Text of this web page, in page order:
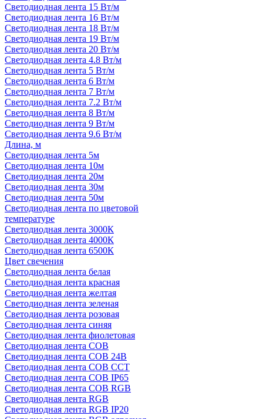
Светодиодная лента 15 Вт/м
Светодиодная лента 16 Вт/м
Светодиодная лента 18 Вт/м
Светодиодная лента 19 Вт/м
Светодиодная лента 20 Вт/м
Светодиодная лента 4.8 Вт/м
Светодиодная лента 5 Вт/м
Светодиодная лента 6 Вт/м
Светодиодная лента 7 Вт/м
Светодиодная лента 7.2 Вт/м
Светодиодная лента 8 Вт/м
Светодиодная лента 9 Вт/м
Светодиодная лента 9.6 Вт/м
Длина, м
Светодиодная лента 5м
Светодиодная лента 10м
Светодиодная лента 20м
Светодиодная лента 30м
Светодиодная лента 50м
Светодиодная лента по цветовой
температуре
Светодиодная лента 3000К
Светодиодная лента 4000К
Светодиодная лента 6500К
Цвет свечения
Светодиодная лента белая
Светодиодная лента красная
Светодиодная лента желтая
Светодиодная лента зеленая
Светодиодная лента розовая
Светодиодная лента синяя
Светодиодная лента фиолетовая
Светодиодная лента COB
Светодиодная лента COB 24В
Светодиодная лента COB CCT
Светодиодная лента COB IP65
Светодиодная лента COB RGB
Светодиодная лента RGB
Светодиодная лента RGB IP20